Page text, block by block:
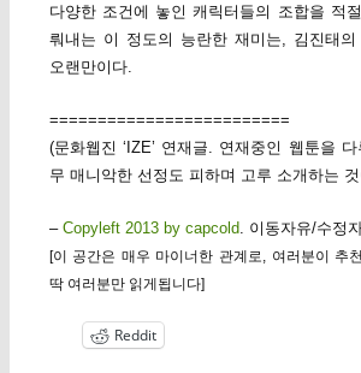
다양한 조건에 놓인 캐릭터들의 조합을 적
뤄내는 이 정도의 능란한 재미는, 김진태의
오랜만이다.
=========================
(문화웹진 ‘IZE’ 연재글. 연재중인 웹툰을
무 매니악한 선정도 피하며 고루 소개하는
– Copyleft 2013 by capcold . 이동자유/수정
[이 공간은 매우 마이너한 관계로, 여러분이 추
딱 여러분만 읽게됩니다]
Reddit